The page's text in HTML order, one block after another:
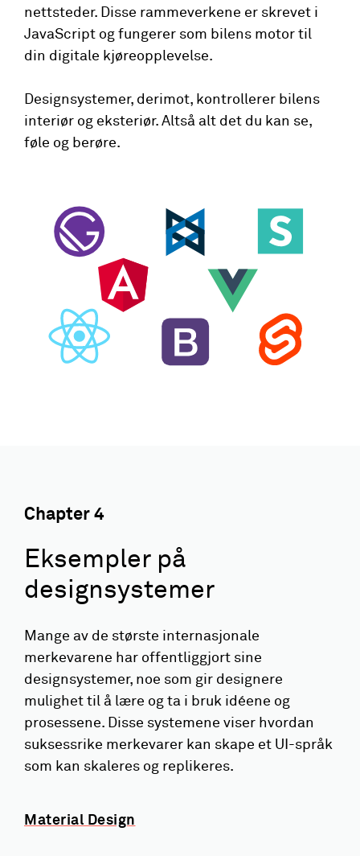
nettsteder. Disse rammeverkene er skrevet i
JavaScript og fungerer som bilens motor til
din digitale kjøreopplevelse.
Designsystemer, derimot, kontrollerer bilens
interiør og eksteriør. Altså alt det du kan se,
føle og berøre.
Chapter 4
Eksempler på
designsystemer
Mange av de største internasjonale
merkevarene har offentliggjort sine
designsystemer, noe som gir designere
mulighet til å lære og ta i bruk idéene og
prosessene. Disse systemene viser hvordan
suksessrike merkevarer kan skape et UI-språk
som kan skaleres og replikeres.
Material Design